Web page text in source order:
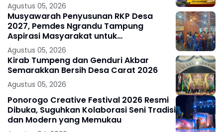
Agustus 05, 2026
Musyawarah Penyusunan RKP Desa
2027, Pemdes Ngrandu Tampung
Aspirasi Masyarakat untuk
Pembangunan Berkelanjutan
Agustus 05, 2026
Kirab Tumpeng dan Genduri Akbar
Semarakkan Bersih Desa Carat 2026
Agustus 05, 2026
Ponorogo Creative Festival 2026 Resmi
Dibuka, Suguhkan Kolaborasi Seni Tradisi
dan Modern yang Memukau